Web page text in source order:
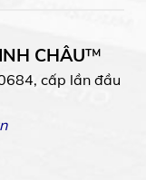
CHÂU™
cấp lần đầu